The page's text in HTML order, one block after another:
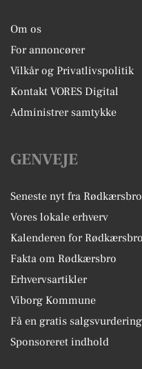
Om os
For annoncører
Vilkår og Privatlivspolitik
Kontakt VORES Digital
Administrer samtykke
GENVEJE
Seneste nyt fra Rødkærsbro
Vores lokale erhverv
Kalenderen for Rødkærsbro
Fakta om Rødkærsbro
Erhvervsartikler
Viborg Kommune
Få en gratis salgsvurdering
Sponsoreret indhold